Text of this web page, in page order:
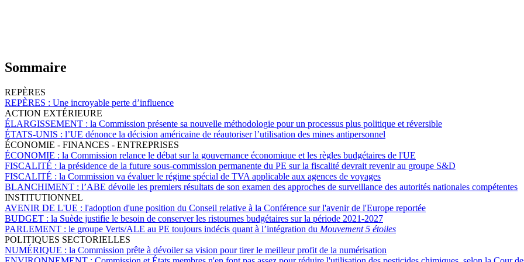
Sommaire
REPÈRES
REPÈRES : Une incroyable perte d’influence
ACTION EXTÉRIEURE
ÉLARGISSEMENT : la Commission présente sa nouvelle méthodologie pour un processus plus politique et réversible
ÉTATS-UNIS : l’UE dénonce la décision américaine de réautoriser l’utilisation des mines antipersonnel
ÉCONOMIE - FINANCES - ENTREPRISES
ÉCONOMIE : la Commission relance le débat sur la gouvernance économique et les règles budgétaires de l'UE
FISCALITÉ : la présidence de la future sous-commission permanente du PE sur la fiscalité devrait revenir au groupe S&D
FISCALITÉ : la Commission va évaluer le régime spécial de TVA applicable aux agences de voyages
BLANCHIMENT : l’ABE dévoile les premiers résultats de son examen des approches de surveillance des autorités nationales compétentes
INSTITUTIONNEL
AVENIR DE L'UE : l'adoption d'une position du Conseil relative à la Conférence sur l'avenir de l'Europe reportée
BUDGET : la Suède justifie le besoin de conserver les ristournes budgétaires sur la période 2021-2027
PARLEMENT : le groupe Verts/ALE au PE toujours indécis quant à l’intégration du Mouvement 5 étoiles
POLITIQUES SECTORIELLES
NUMÉRIQUE : la Commission prête à dévoiler sa vision pour tirer le meilleur profit de la numérisation